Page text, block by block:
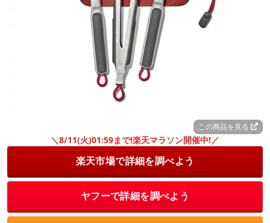
この商品を見る
＼8/11(火)01:59まで!楽天マラソン開催中!／
楽天市場で詳細を調べよう
ヤフーで詳細を調べよう